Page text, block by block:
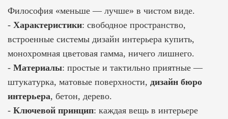
Философия «меньше — лучше» в чистом виде.
- Характеристики: свободное пространство,
встроенные системы дизайн интерьера купить,
монохромная цветовая гамма, ничего лишнего.
- Материалы: простые и тактильно приятные —
штукатурка, матовые поверхности, дизайн бюро
интерьера, бетон, дерево.
- Ключевой принцип: каждая вещь в интерьере